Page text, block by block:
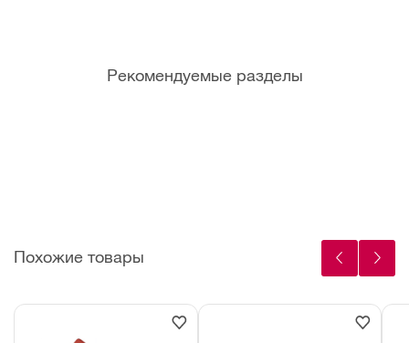
Рекомендуемые разделы
Похожие товары